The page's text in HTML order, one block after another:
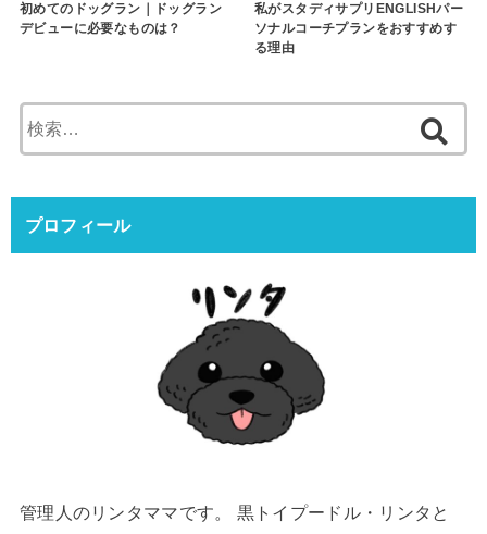
初めてのドッグラン｜ドッグラン
デビューに必要なものは？
私がスタディサプリENGLISHパー
ソナルコーチプランをおすすめす
る理由
索:
プロフィール
管理人のリンタママです。 黒トイプードル・リンタと